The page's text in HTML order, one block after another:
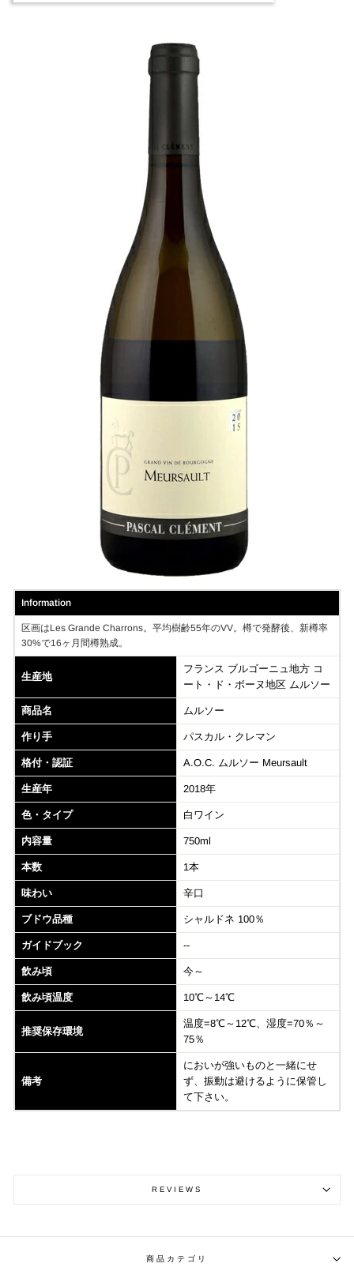
Information
区画はLes Grande Charrons。平均樹齢55年のVV。樽で発酵後、新樽率
30%で16ヶ月間樽熟成。
生産地
フランス ブルゴーニュ地方 コ
ート・ド・ボーヌ地区 ムルソー
商品名 ムルソー
作り手 パスカル・クレマン
格付・認証 A.O.C. ムルソー Meursault
生産年 2018年
色・タイプ 白ワイン
内容量 750ml
本数 1本
味わい 辛口
ブドウ品種 シャルドネ 100％
ガイドブック --
飲み頃 今～
飲み頃温度 10℃～14℃
推奨保存環境
温度=8℃～12℃、湿度=70％～
75％
備考
においが強いものと一緒にせ
ず、振動は避けるように保管し
て下さい。
REVIEWS
商品カテゴリ